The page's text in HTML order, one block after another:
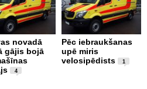
novadā
gājis bojā
4
Pēc iebraukšanas
upē miris
velosipēdists
1